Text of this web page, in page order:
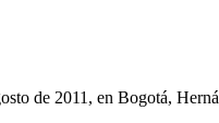
de 2011, en Bogotá,